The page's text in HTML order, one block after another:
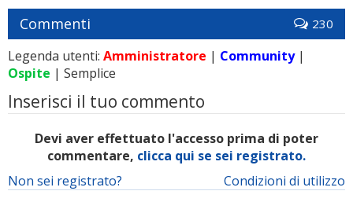
Commenti 230
Legenda utenti: Amministratore | Community|
Ospite | Semplice
Inserisci il tuo commento
Devi aver effettuato l'accesso prima di poter
commentare, clicca qui se sei registrato.
Condizioni di utilizzo
Non sei registrato?